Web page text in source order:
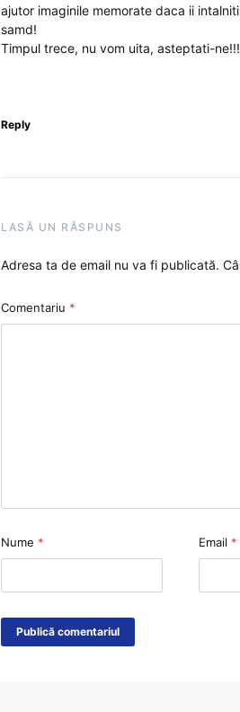
ajutor imaginile memorate daca ii
samd!
Timpul trece, nu vom uita, asteptati-ne!!!
Reply
LASĂ UN RĂSPUNS
Adresa ta de email nu va fi publicată.
Comentariu *
Nume * Email *